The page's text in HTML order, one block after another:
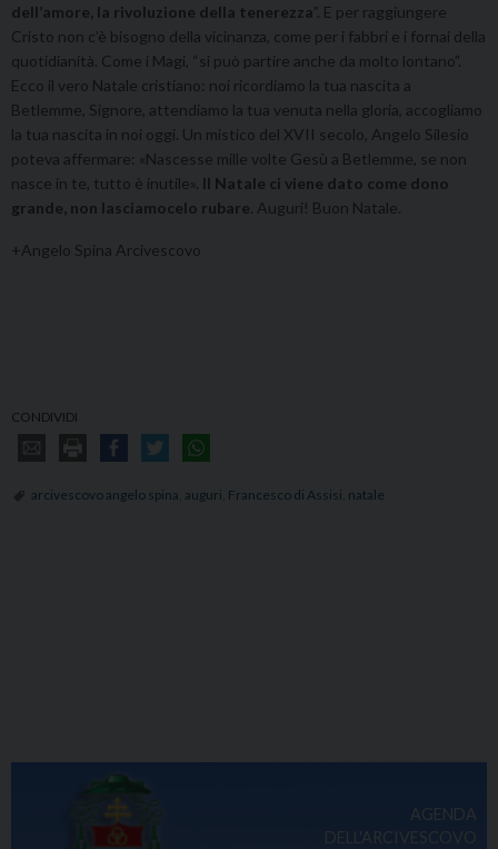
dell’amore, la rivoluzione della tenerezza”. E per raggiungere
Cristo non c’è bisogno della vicinanza, come per i fabbri e i fornai della
quotidianità. Come i Magi, “si può partire anche da molto lontano”.
Ecco il vero Natale cristiano: noi ricordiamo la tua nascita a
Betlemme, Signore, attendiamo la tua venuta nella gloria, accogliamo
la tua nascita in noi oggi. Un mistico del XVII secolo, Angelo Silesio
poteva affermare: «Nascesse mille volte Gesù a Betlemme, se non
nasce in te, tutto è inutile». Il Natale ci viene dato come dono
grande, non lasciamocelo rubare . Auguri! Buon Natale.
+Angelo Spina Arcivescovo
CONDIVIDI
arcivescovo angelo spina auguri Francesco di Assisi natale
AGENDA
DELL'ARCIVESCOVO